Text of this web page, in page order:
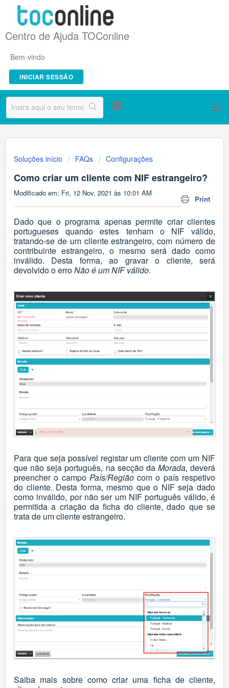
Centro de Ajuda TOConline
Bem-vindo
INICIAR SESSÃO
Soluções início FAQs Configurações
Como criar um cliente com NIF estrangeiro?
Print
Modificado em: Fri, 12 Nov, 2021 às 10:01 AM
Dado que o programa apenas permite criar clientes
portugueses quando estes tenham o NIF válido,
tratando-se de um cliente estrangeiro, com número de
contribuinte estrangeiro, o mesmo será dado como
inválido. Desta forma, ao gravar o cliente, será
devolvido o erroNão é um NIF válido.
Para que seja possível registar um cliente com um NIF
que não seja português, na secção da Morada, deverá
preencher o campo País/Regiãocom o país respetivo
do cliente. Desta forma, mesmo que o NIF seja dado
como inválido, por não ser um NIF português válido, é
permitida a criação da ficha do cliente, dado que se
trata de um cliente estrangeiro.
Saiba mais sobre como criar uma ficha de cliente,